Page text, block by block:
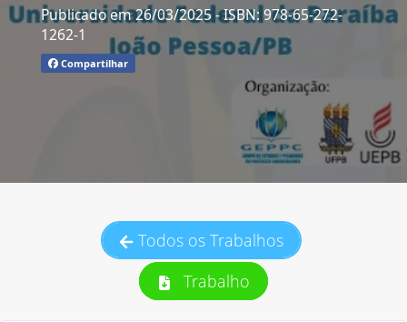
Publicado em 26/03/2025- ISBN: 978-65-272-
1262-1
Compartilhar
Todos os Trabalhos
Trabalho